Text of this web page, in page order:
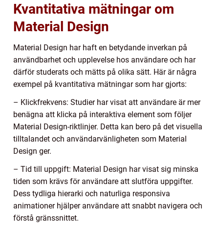
Kvantitativa mätningar om
Material Design
Material Design har haft en betydande inverkan på
användbarhet och upplevelse hos användare och har
därför studerats och mätts på olika sätt. Här är några
exempel på kvantitativa mätningar som har gjorts:
– Klickfrekvens: Studier har visat att användare är mer
benägna att klicka på interaktiva element som följer
Material Design-riktlinjer. Detta kan bero på det visuella
tilltalandet och användarvänligheten som Material
Design ger.
– Tid till uppgift: Material Design har visat sig minska
tiden som krävs för användare att slutföra uppgifter.
Dess tydliga hierarki och naturliga responsiva
animationer hjälper användare att snabbt navigera och
förstå gränssnittet.